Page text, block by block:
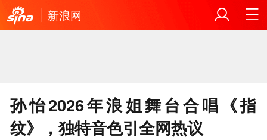
新浪网
孙怡2026年浪姐舞台合唱《指
纹》，独特音色引全网热议